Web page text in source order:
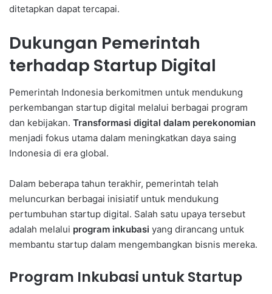
ditetapkan dapat tercapai.
Dukungan Pemerintah
terhadap Startup Digital
Pemerintah Indonesia berkomitmen untuk mendukung
perkembangan startup digital melalui berbagai program
dan kebijakan. Transformasi digital dalam perekonomian
menjadi fokus utama dalam meningkatkan daya saing
Indonesia di era global.
Dalam beberapa tahun terakhir, pemerintah telah
meluncurkan berbagai inisiatif untuk mendukung
pertumbuhan startup digital. Salah satu upaya tersebut
adalah melalui program inkubasi yang dirancang untuk
membantu startup dalam mengembangkan bisnis mereka.
Program Inkubasi untuk Startup